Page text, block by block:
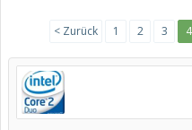
< Zurück 1 2 3 4